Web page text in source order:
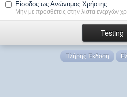
Είσοδος ως Ανώνυμος Χρήστης
Μην με προσθέτεις στην λίστα ενεργών
Πλήρης Έκδοση